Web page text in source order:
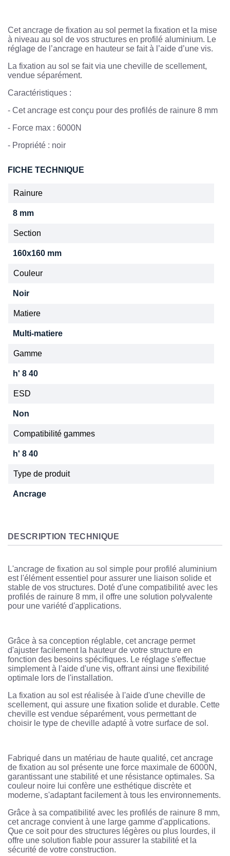
Cet ancrage de fixation au sol permet la fixation et la mise
à niveau au sol de vos structures en profilé aluminium. Le
réglage de l’ancrage en hauteur se fait à l’aide d’une vis.
La fixation au sol se fait via une cheville de scellement,
vendue séparément.
Caractéristiques :
- Cet ancrage est conçu pour des profilés de rainure 8 mm
- Force max : 6000N
- Propriété : noir
FICHE TECHNIQUE
Rainure
8 mm
Section
160x160 mm
Couleur
Noir
Matiere
Multi-matiere
Gamme
h' 8 40
ESD
Non
Compatibilité gammes
h' 8 40
Type de produit
Ancrage
DESCRIPTION TECHNIQUE
L'ancrage de fixation au sol simple pour profilé aluminium
est l'élément essentiel pour assurer une liaison solide et
stable de vos structures. Doté d'une compatibilité avec les
profilés de rainure 8 mm, il offre une solution polyvalente
pour une variété d'applications.
Grâce à sa conception réglable, cet ancrage permet
d'ajuster facilement la hauteur de votre structure en
fonction des besoins spécifiques. Le réglage s'effectue
simplement à l'aide d'une vis, offrant ainsi une flexibilité
optimale lors de l'installation.
La fixation au sol est réalisée à l'aide d'une cheville de
scellement, qui assure une fixation solide et durable. Cette
cheville est vendue séparément, vous permettant de
choisir le type de cheville adapté à votre surface de sol.
Fabriqué dans un matériau de haute qualité, cet ancrage
de fixation au sol présente une force maximale de 6000N,
garantissant une stabilité et une résistance optimales. Sa
couleur noire lui confère une esthétique discrète et
moderne, s'adaptant facilement à tous les environnements.
Grâce à sa compatibilité avec les profilés de rainure 8 mm,
cet ancrage convient à une large gamme d'applications.
Que ce soit pour des structures légères ou plus lourdes, il
offre une solution fiable pour assurer la stabilité et la
sécurité de votre construction.